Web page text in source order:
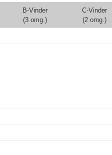
B-Vinder
(3 omg.)
C-Vinder
(2 omg.)